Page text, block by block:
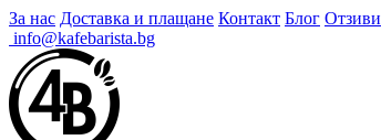
За нас Доставка и плащане Контакт Блог Отзиви
info@kafebarista.bg